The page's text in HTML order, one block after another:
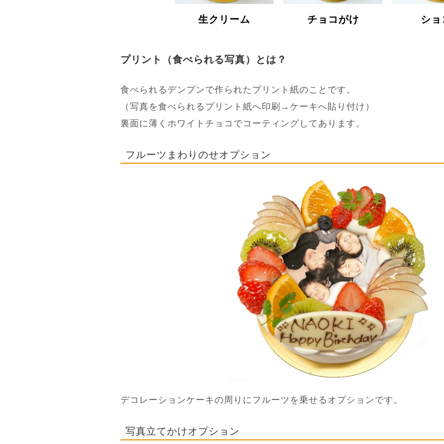
生クリーム チョコがけ シ
プリント（食べられる写真）とは？
食べられるデンプンで作られたプリント紙のことです。
（写真を食べられるプリント紙へ印刷→ケーキへ貼り付け）
裏面に薄くホワイトチョコでコーティングしてあります。
フルーツまわりのせオプション
デコレーションケーキの周りにフルーツを乗せるオプションです。
写真立てかけオプション